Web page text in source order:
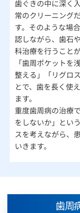
歯ぐきの中に深く
常のクリーニング
す。そのような場
認しながら、歯石
科治療を行うこと
「歯周ポケットを
整える」「リグロ
とで、歯を長く使
ます。
重度歯周病の治療
をしないか」とい
スを考えながら、
いきます。
歯周